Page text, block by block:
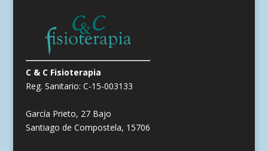
C & C Fisioterapia
Reg. Sanitario: C-15-003133
García Prieto, 27 Bajo
Santiago de Compostela, 15706